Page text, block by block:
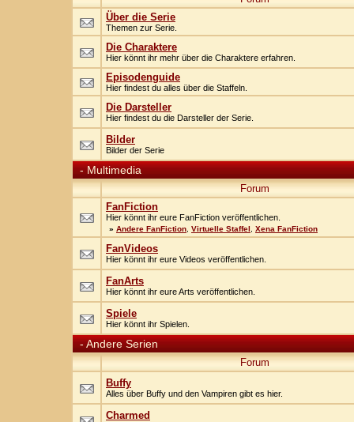
Über die Serie
Themen zur Serie.
Die Charaktere
Hier könnt ihr mehr über die Charaktere erfahren.
Episodenguide
Hier findest du alles über die Staffeln.
Die Darsteller
Hier findest du die Darsteller der Serie.
Bilder
Bilder der Serie
- Multimedia
Forum
FanFiction
Hier könnt ihr eure FanFiction veröffentlichen.
» Andere FanFiction Virtuelle Staffel Xena FanFiction
FanVideos
Hier könnt ihr eure Videos veröffentlichen.
FanArts
Hier könnt ihr eure Arts veröffentlichen.
Spiele
Hier könnt ihr Spielen.
-Andere Serien
Forum
Buffy
Alles über Buffy und den Vampiren gibt es hier.
Charmed